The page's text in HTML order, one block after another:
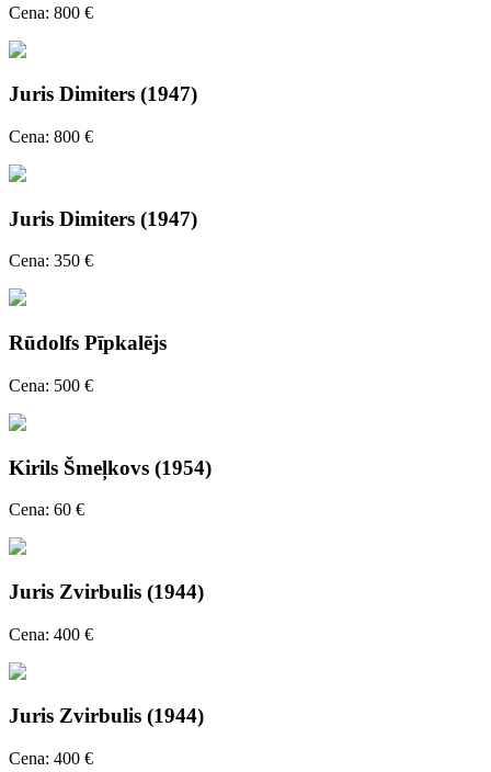
Cena: 800 €
Juris Dimiters (1947)
Cena: 800 €
Juris Dimiters (1947)
Cena: 350 €
Rūdolfs Pīpkalējs
Cena: 500 €
Kirils Šmeļkovs (1954)
Cena: 60 €
Juris Zvirbulis (1944)
Cena: 400 €
Juris Zvirbulis (1944)
Cena: 400 €